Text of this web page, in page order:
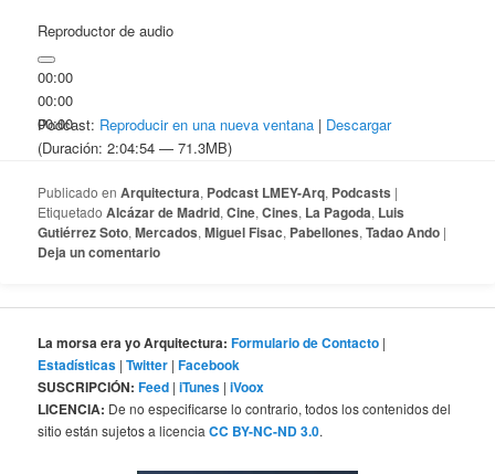
Reproductor de audio
00:00
00:00
00:00
Podcast: Reproducir en una nueva ventana | Descargar
(Duración: 2:04:54 — 71.3MB)
Publicado en Arquitectura, Podcast LMEY-Arq, Podcasts |
Etiquetado Alcázar de Madrid,Cine,Cines, La Pagoda, Luis
Gutiérrez Soto,Mercados,Miguel Fisac, Pabellones,Tadao Ando |
Deja un comentario
La morsa era yo Arquitectura: Formulario de Contacto |
Estadísticas |Twitter |Facebook
SUSCRIPCIÓN: Feed |iTunes |iVoox
LICENCIA: De no especificarse lo contrario, todos los contenidos del
sitio están sujetos a licenciaCC BY-NC-ND 3.0.